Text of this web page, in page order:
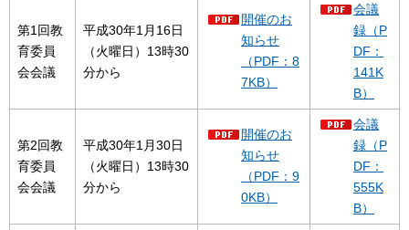
第1回教
育委員
会会議
平成30年1月16日
（火曜日）13時30
分から
開催のお
知らせ
（PDF：8
7KB）
会議
録（P
DF：
141K
B）
第2回教
育委員
会会議
平成30年1月30日
（火曜日）13時30
分から
開催のお
知らせ
（PDF：9
0KB）
会議
録（P
DF：
555K
B）